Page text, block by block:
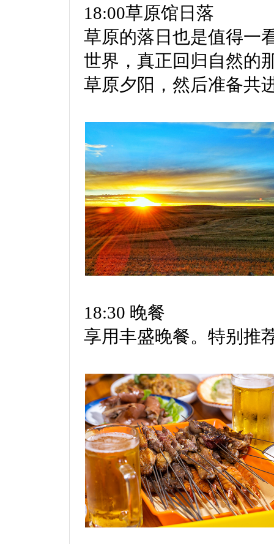
18:00草原馆日落
草原的落日也是值得一
世界，真正回归自然的
草原夕阳，然后准备共
18:30 晚餐
享用丰盛晚餐。特别推